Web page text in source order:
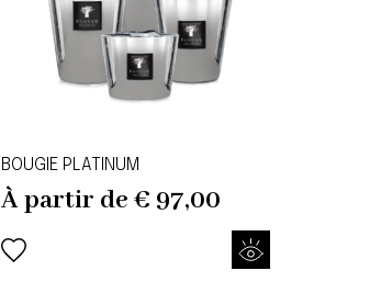
BOUGIE PLATINUM
À partir de € 97,00